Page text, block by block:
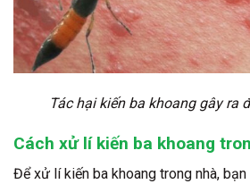
Tác hại kiến ba khoang gây ra
Cách xử lí kiến ba khoang
Để xử lí kiến ba khoang trong nhà,